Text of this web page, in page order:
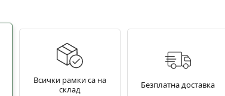
Всички рамки са на
склад
Безплатна доставка